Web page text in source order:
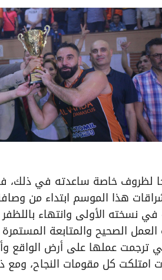
لظروف خاصة ساعدته في ذلك،
هذا الموسم ابتداء من
العمل الصحيح والمتابعة
في ترجمت عملها على أرض الواقع
امتلكت كل مقومات النجاح،